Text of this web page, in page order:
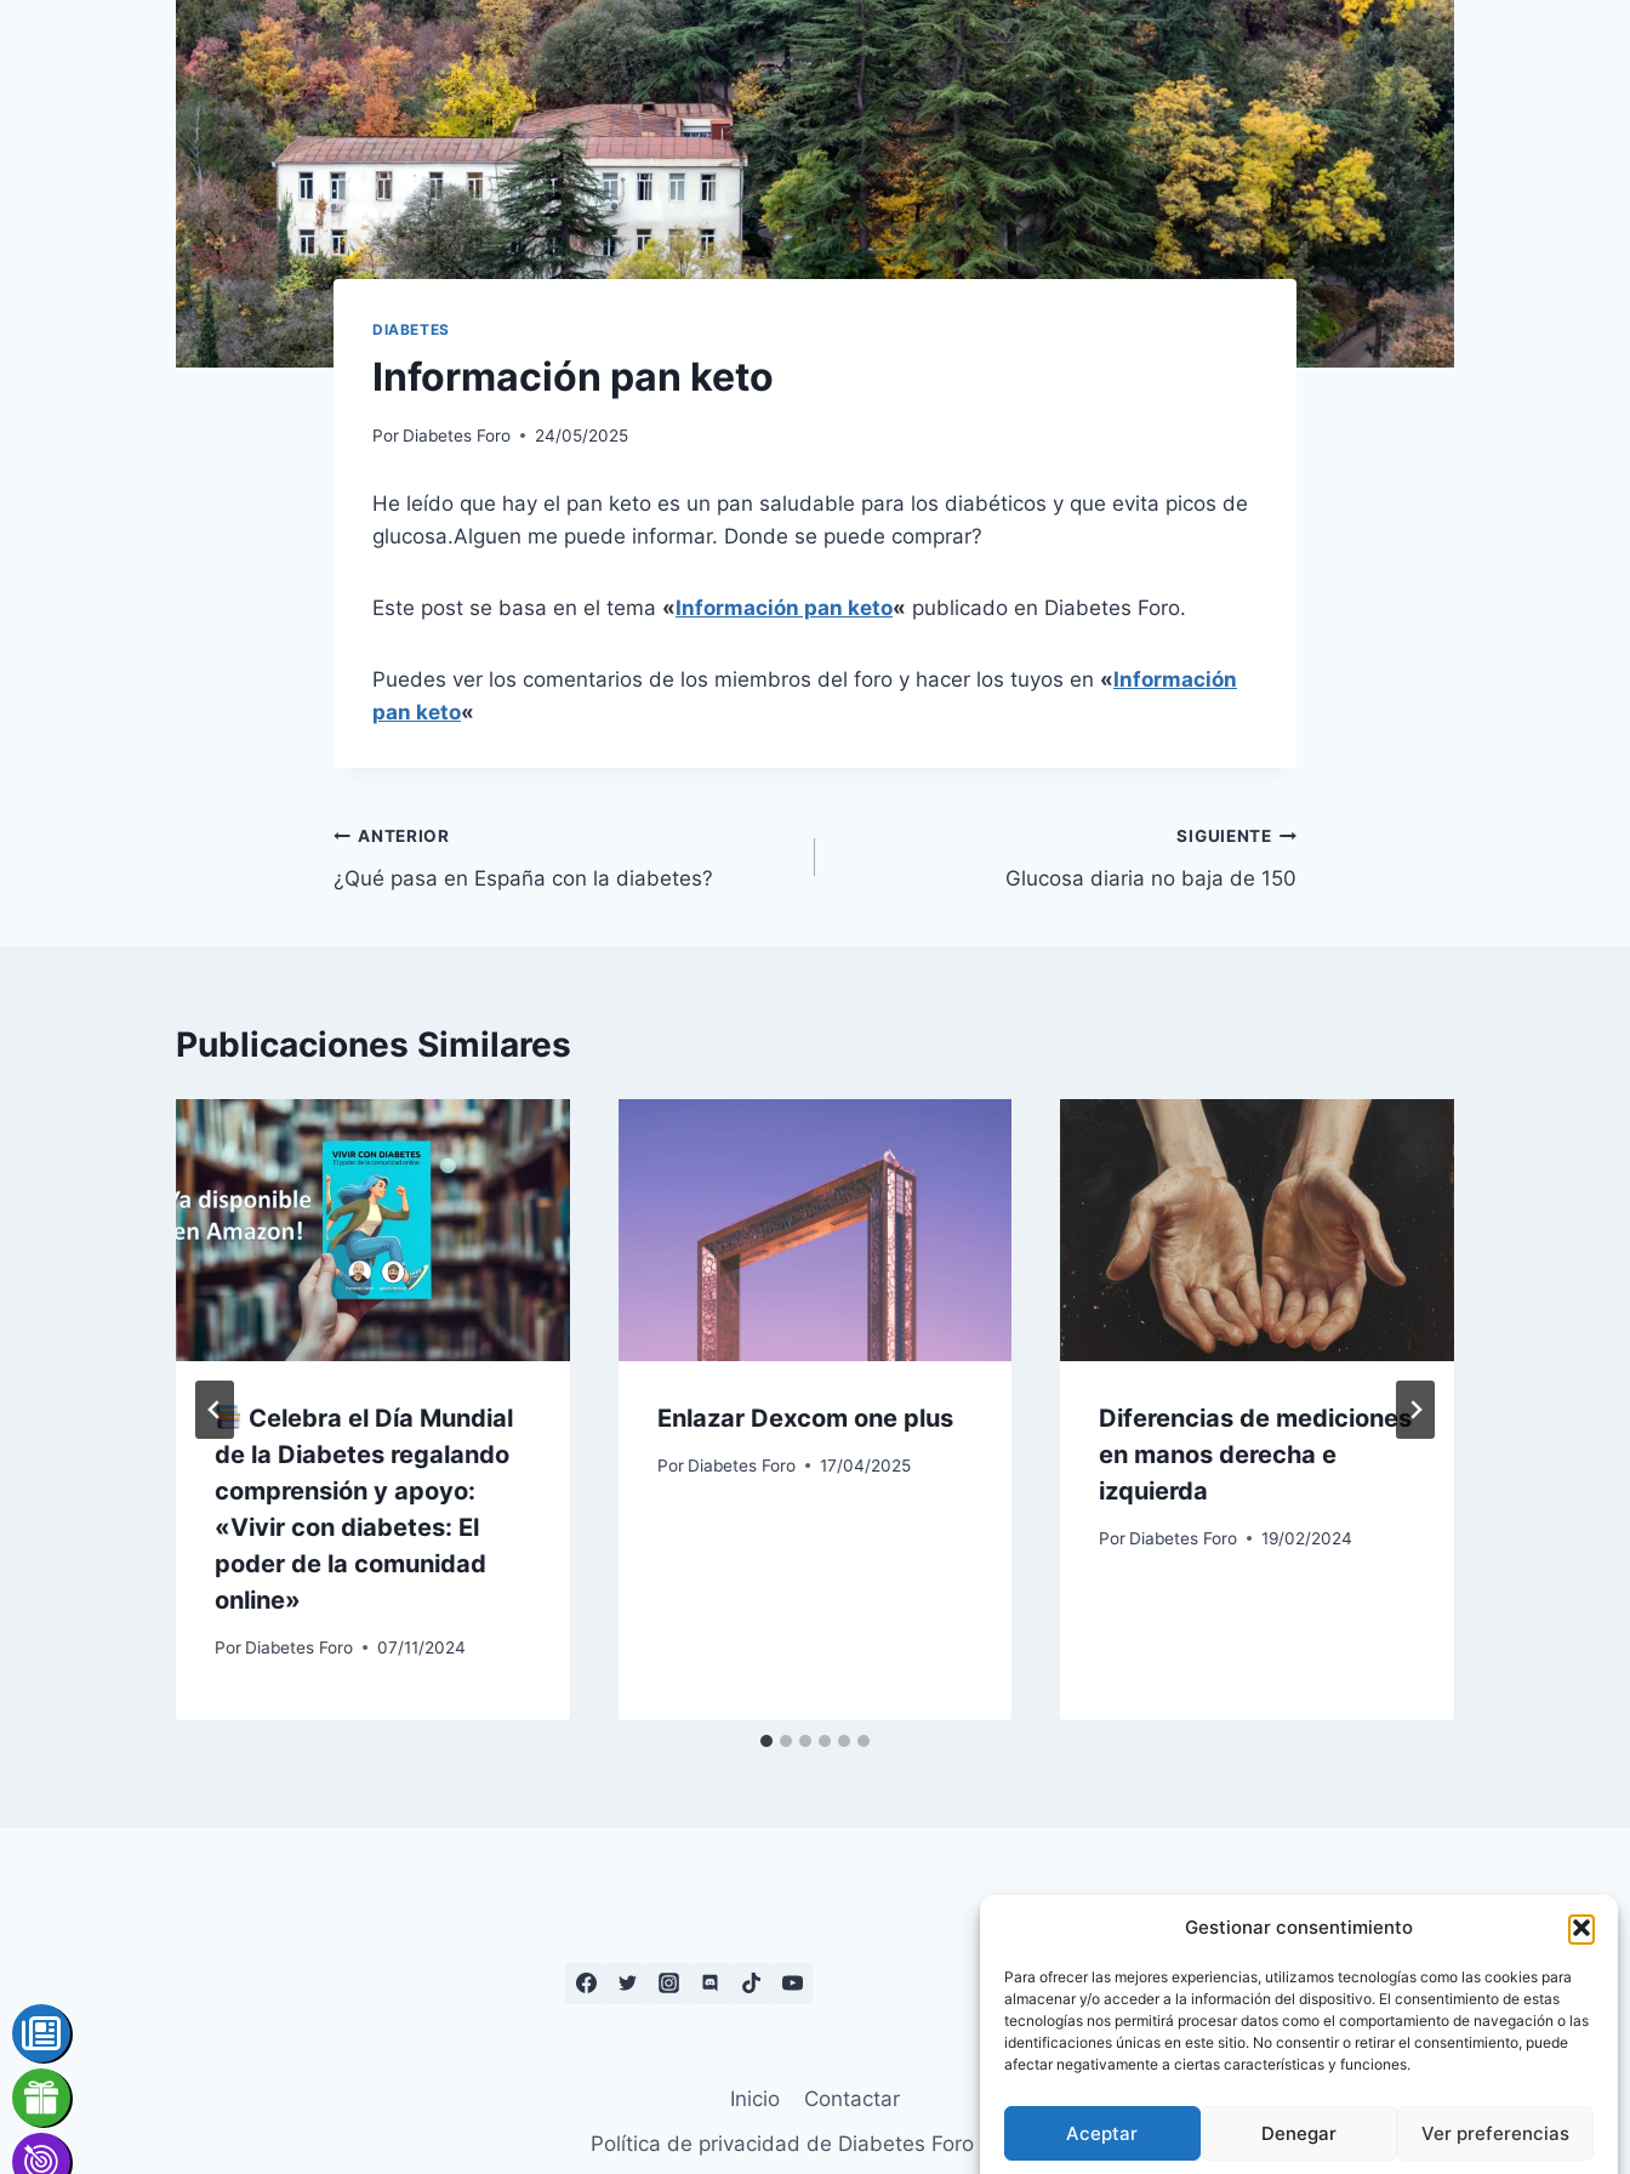
Gestionar consentimiento
Para ofrecer las mejores experiencias, utilizamos tecnologías como las cookies para
almacenar y/o acceder a la información del dispositivo. El consentimiento de estas
tecnologías nos permitirá procesar datos como el comportamiento de navegación o las
identificaciones únicas en este sitio. No consentir o retirar el consentimiento, puede
afectar negativamente a ciertas características y funciones.
Aceptar Denegar Ver preferencias
DIABETES
Información pan keto
Por Diabetes Foro 24/05/2025
He leído que hay el pan keto es un pan saludable para los diabéticos y que evita picos de
glucosa.Alguen me puede informar. Donde se puede comprar?
Este post se basa en el tema «Información pan keto« publicado en Diabetes Foro.
Puedes ver los comentarios de los miembros del foro y hacer los tuyos en «Información
pan keto«
Navegación
de
ANTERIOR
¿Qué pasa en España con la diabetes?
SIGUIENTE
Glucosa diaria no baja de 150
Publicaciones Similares
Celebra el Día Mundial
de la Diabetes regalando
comprensión y apoyo:
«Vivir con diabetes: El
poder de la comunidad
online»
Por Diabetes Foro 07/11/2024
Enlazar Dexcom one plus
Por Diabetes Foro 17/04/2025
Diferencias de mediciones
en manos derecha e
izquierda
Por Diabetes Foro 19/02/2024
Inicio
Contactar
Política de privacidad de Diabetes Foro – Blog